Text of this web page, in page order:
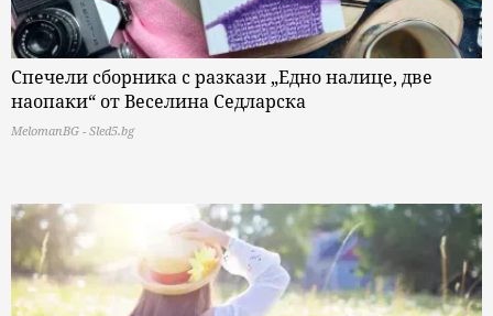
Спечели сборника с разкази „Едно налице, две
наопаки“ от Веселина Седларска
MelomanBG - Sled5.bg